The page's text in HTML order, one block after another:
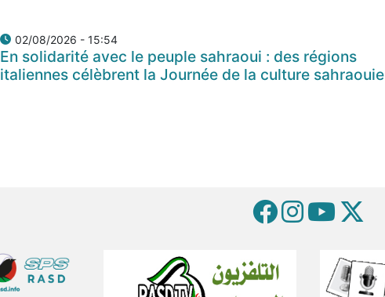
02/08/2026 - 15:54
En solidarité avec le peuple sahraoui : des régions
italiennes célèbrent la Journée de la culture sahraouie